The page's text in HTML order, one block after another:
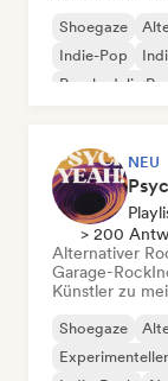
Shoegaze
Indie-Pop
Psychedelic
NEU
> 200
Alternativer
Garage-Rock
Künstler zu
Shoegaze